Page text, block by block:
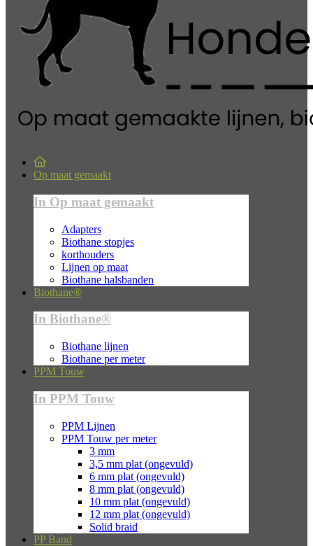
Op maat gemaakt
In Op maat gemaakt
Adapters
Biothane stopjes
korthouders
Lijnen op maat
Biothane halsbanden
Biothane®
In Biothane®
Biothane lijnen
Biothane per meter
PPM Touw
In PPM Touw
PPM Lijnen
PPM Touw per meter
3 mm
3,5 mm plat (ongevuld)
6 mm plat (ongevuld)
8 mm plat (ongevuld)
10 mm plat (ongevuld)
12 mm plat (ongevuld)
Solid braid
PP Band